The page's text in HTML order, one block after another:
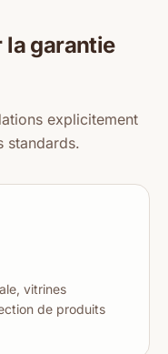
la garantie
explicitement
standards.
vitrines
de produits